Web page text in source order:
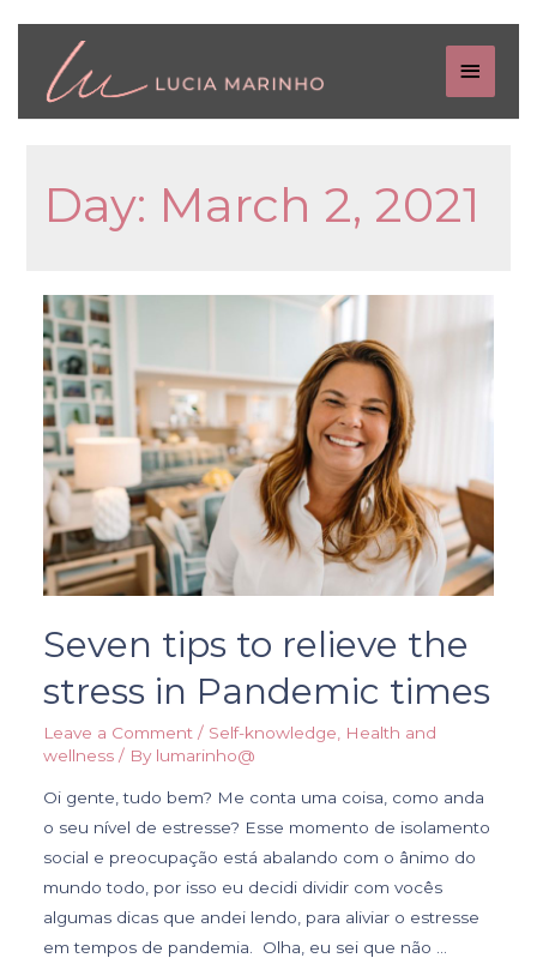
Day: March 2, 2021
Seven tips to relieve the
stress in Pandemic times
Leave a Comment / Self-knowledge
Health and
wellness / By lumarinho@
Oi gente, tudo bem? Me conta uma coisa, como anda
o seu nível de estresse? Esse momento de isolamento
social e preocupação está abalando com o ânimo do
mundo todo, por isso eu decidi dividir com vocês
algumas dicas que andei lendo, para aliviar o estresse
em tempos de pandemia. Olha, eu sei que não …